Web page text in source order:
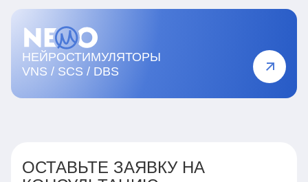
НЕЙРОСТИМУЛЯТОРЫ
VNS / SCS / DBS
ОСТАВЬТЕ ЗАЯВКУ НА